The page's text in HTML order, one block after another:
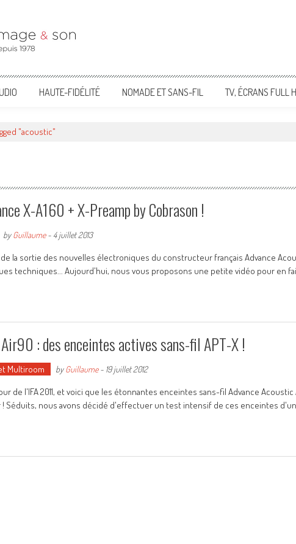
HAUTE-FIDÉLITÉ NOMADE ET SANS-FIL TV, ÉCRANS
"acoustic"
X-A160 + X-Preamp by Cobrason !
byGuillaume- 4 juillet 2013
la sortie des nouvelles électroniques du constructeur français Advance
techniques... Aujourd'hui, nous vous proposons une petite vidéo pour en
: des enceintes actives sans-fil APT-X !
Multiroom byGuillaume- 19 juillet 2012
de l'IFA 2011, et voici que les étonnantes enceintes sans-fil Advance Acoustic
Séduits, nous avons décidé d'effectuer un test intensif de ces enceintes